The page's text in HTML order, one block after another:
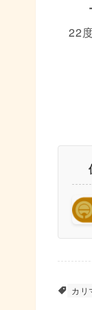
22
カリ